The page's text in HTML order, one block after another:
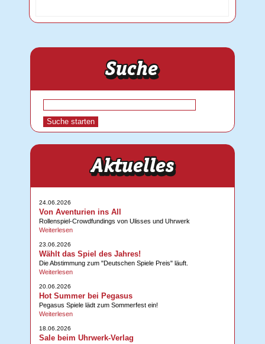
24.06.2026
Von Aventurien ins All
Rollenspiel-Crowdfundings von Ulisses und Uhrwerk
Weiterlesen
23.06.2026
Wählt das Spiel des Jahres!
Die Abstimmung zum "Deutschen Spiele Preis" läuft.
Weiterlesen
20.06.2026
Hot Summer bei Pegasus
Pegasus Spiele lädt zum Sommerfest ein!
Weiterlesen
18.06.2026
Sale beim Uhrwerk-Verlag